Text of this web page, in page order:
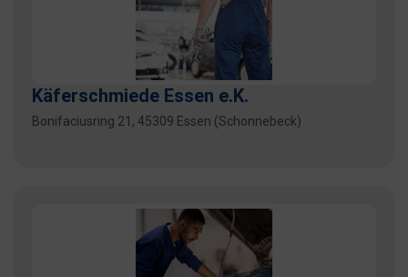
Käferschmiede Essen e.K.
Bonifaciusring 21, 45309 Essen (Schonnebeck)